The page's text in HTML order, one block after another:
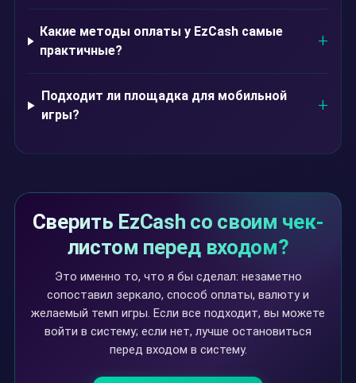
Какие методы оплаты у EzCash самые
практичные?
Подходит ли площадка для мобильной
игры?
Сверить EzCash со своим чек-
листом перед входом?
Это именно то, что я бы сделал: незаметно
сопоставил зеркало, способ оплаты, валюту и
желаемый темп игры. Если все подходит, вы можете
войти в систему; если нет, лучше остановиться
перед входом в систему.